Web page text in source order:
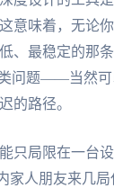
意味着，无论
、最稳定的那
问题——当然
的路径。
只局限在一台
家人朋友来几